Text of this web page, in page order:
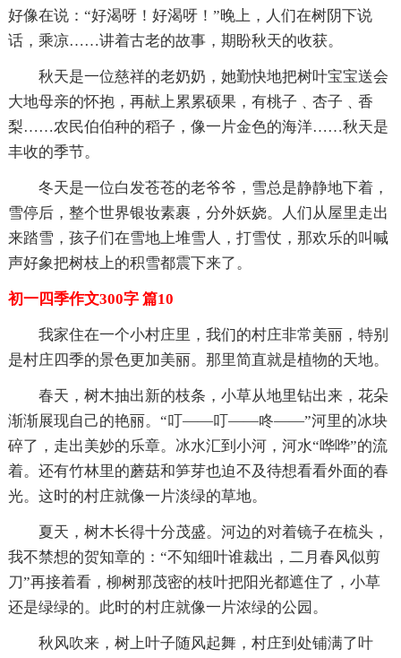
好像在说：“好渴呀！好渴呀！”晚上，人们在树阴下说
话，乘凉……讲着古老的故事，期盼秋天的收获。
秋天是一位慈祥的老奶奶，她勤快地把树叶宝宝送会
大地母亲的怀抱，再献上累累硕果，有桃子﹑杏子﹑香
梨……农民伯伯种的稻子，像一片金色的海洋……秋天是
丰收的季节。
冬天是一位白发苍苍的老爷爷，雪总是静静地下着，
雪停后，整个世界银妆素裹，分外妖娆。人们从屋里走出
来踏雪，孩子们在雪地上堆雪人，打雪仗，那欢乐的叫喊
声好象把树枝上的积雪都震下来了。
初一四季作文300字 篇10
我家住在一个小村庄里，我们的村庄非常美丽，特别
是村庄四季的景色更加美丽。那里简直就是植物的天地。
春天，树木抽出新的枝条，小草从地里钻出来，花朵
渐渐展现自己的艳丽。“叮——叮——咚——”河里的冰块
碎了，走出美妙的乐章。冰水汇到小河，河水“哗哗”的流
着。还有竹林里的蘑菇和笋芽也迫不及待想看看外面的春
光。这时的村庄就像一片淡绿的草地。
夏天，树木长得十分茂盛。河边的对着镜子在梳头，
我不禁想的贺知章的：“不知细叶谁裁出，二月春风似剪
刀”再接着看，柳树那茂密的枝叶把阳光都遮住了，小草
还是绿绿的。此时的村庄就像一片浓绿的公园。
秋风吹来，树上叶子随风起舞，村庄到处铺满了叶